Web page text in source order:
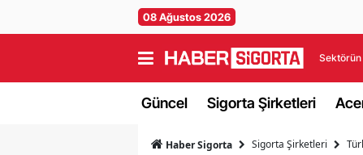
08 Ağustos 2026
Sektörün
Güncel Sigorta Şirketleri
Haber Sigorta Sigorta Şirketleri